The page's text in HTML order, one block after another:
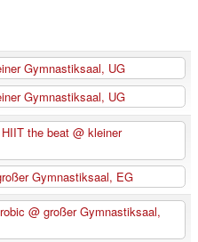
Gymnastiksaal, UG
Gymnastiksaal, UG
the beat @ kleiner
Gymnastiksaal, EG
@ großer Gymnastiksaal,